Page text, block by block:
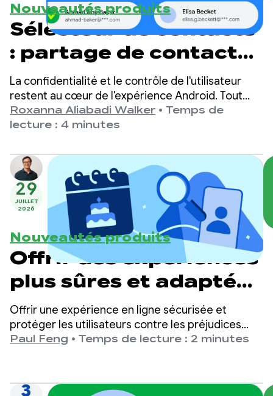
Nouveautés produits
Sélecteur de contacts
: partage de contacts
respectueux de la
confidentialité
La confidentialité et le contrôle de l'utilisateur
restent au cœur de l'expérience Android. Tout
comme le sélecteur de photos a rendu le partage
de contenu multimédia sécurisé et facile à
niveau de confidentialité, de simplicité et
d'expérience utilisateur de qualité à la sélection
de contacts.
Roxanna Aliabadi Walker • Temps de
lecture : 4 minutes
29
JUILLET
2026
Nouveautés produits
Offrir des expériences
plus sûres et adaptées
à l'âge sur Google Play
Offrir une expérience en ligne sécurisée et
protéger les utilisateurs contre les préjudices
sont des priorités absolues sur Google Play.
Paul Feng • Temps de lecture : 2 minutes
3